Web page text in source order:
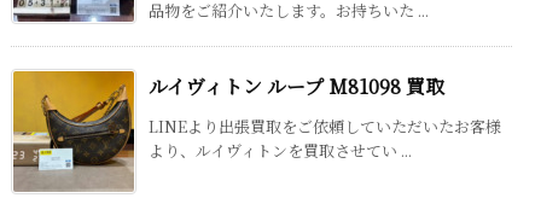
品物をご紹介いたします。お持ちいた ...
ルイヴィトン ループ M81098 買取
LINEより出張買取をご依頼していただいたお客様
より、ルイヴィトンを買取させてい ...